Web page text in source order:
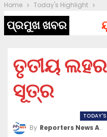
Home Today's Highlight
ପ୍ରମୁଖ ଖବର
ତୃତୀୟ
ସୂତ୍ର
By Reporters News Agency